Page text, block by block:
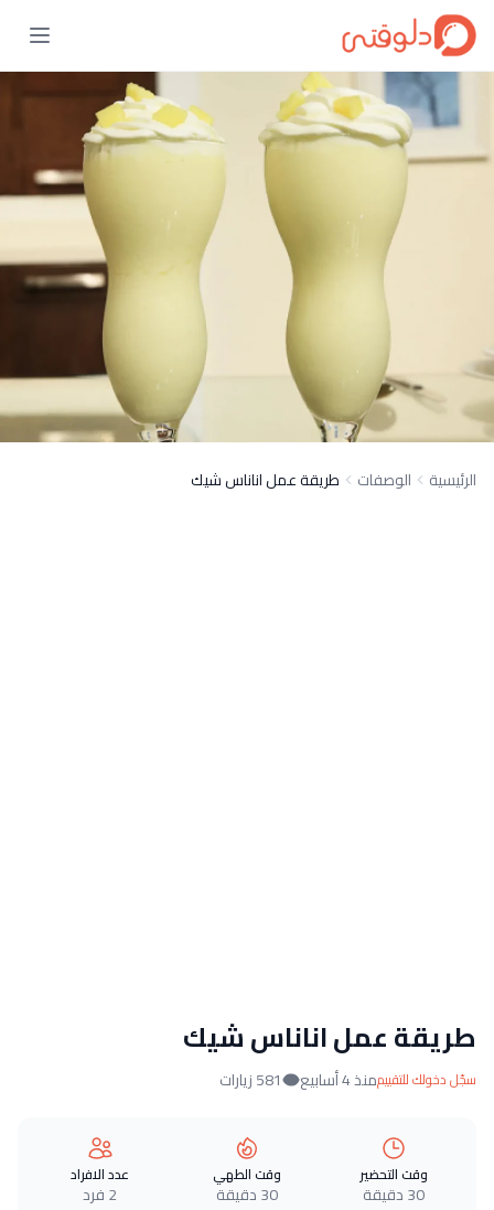
الرئيسية الوصفات طريقة عمل اناناس شيك
طريقة عمل اناناس شيك
سجّل دخولك للتقييممنذ 4 أسابيع 581 زيارات
وقت التحضير
30 دقيقة
وقت الطهي
30 دقيقة
عدد الافراد
2 فرد